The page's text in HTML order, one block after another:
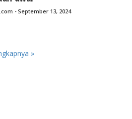
- September 13, 2024
»